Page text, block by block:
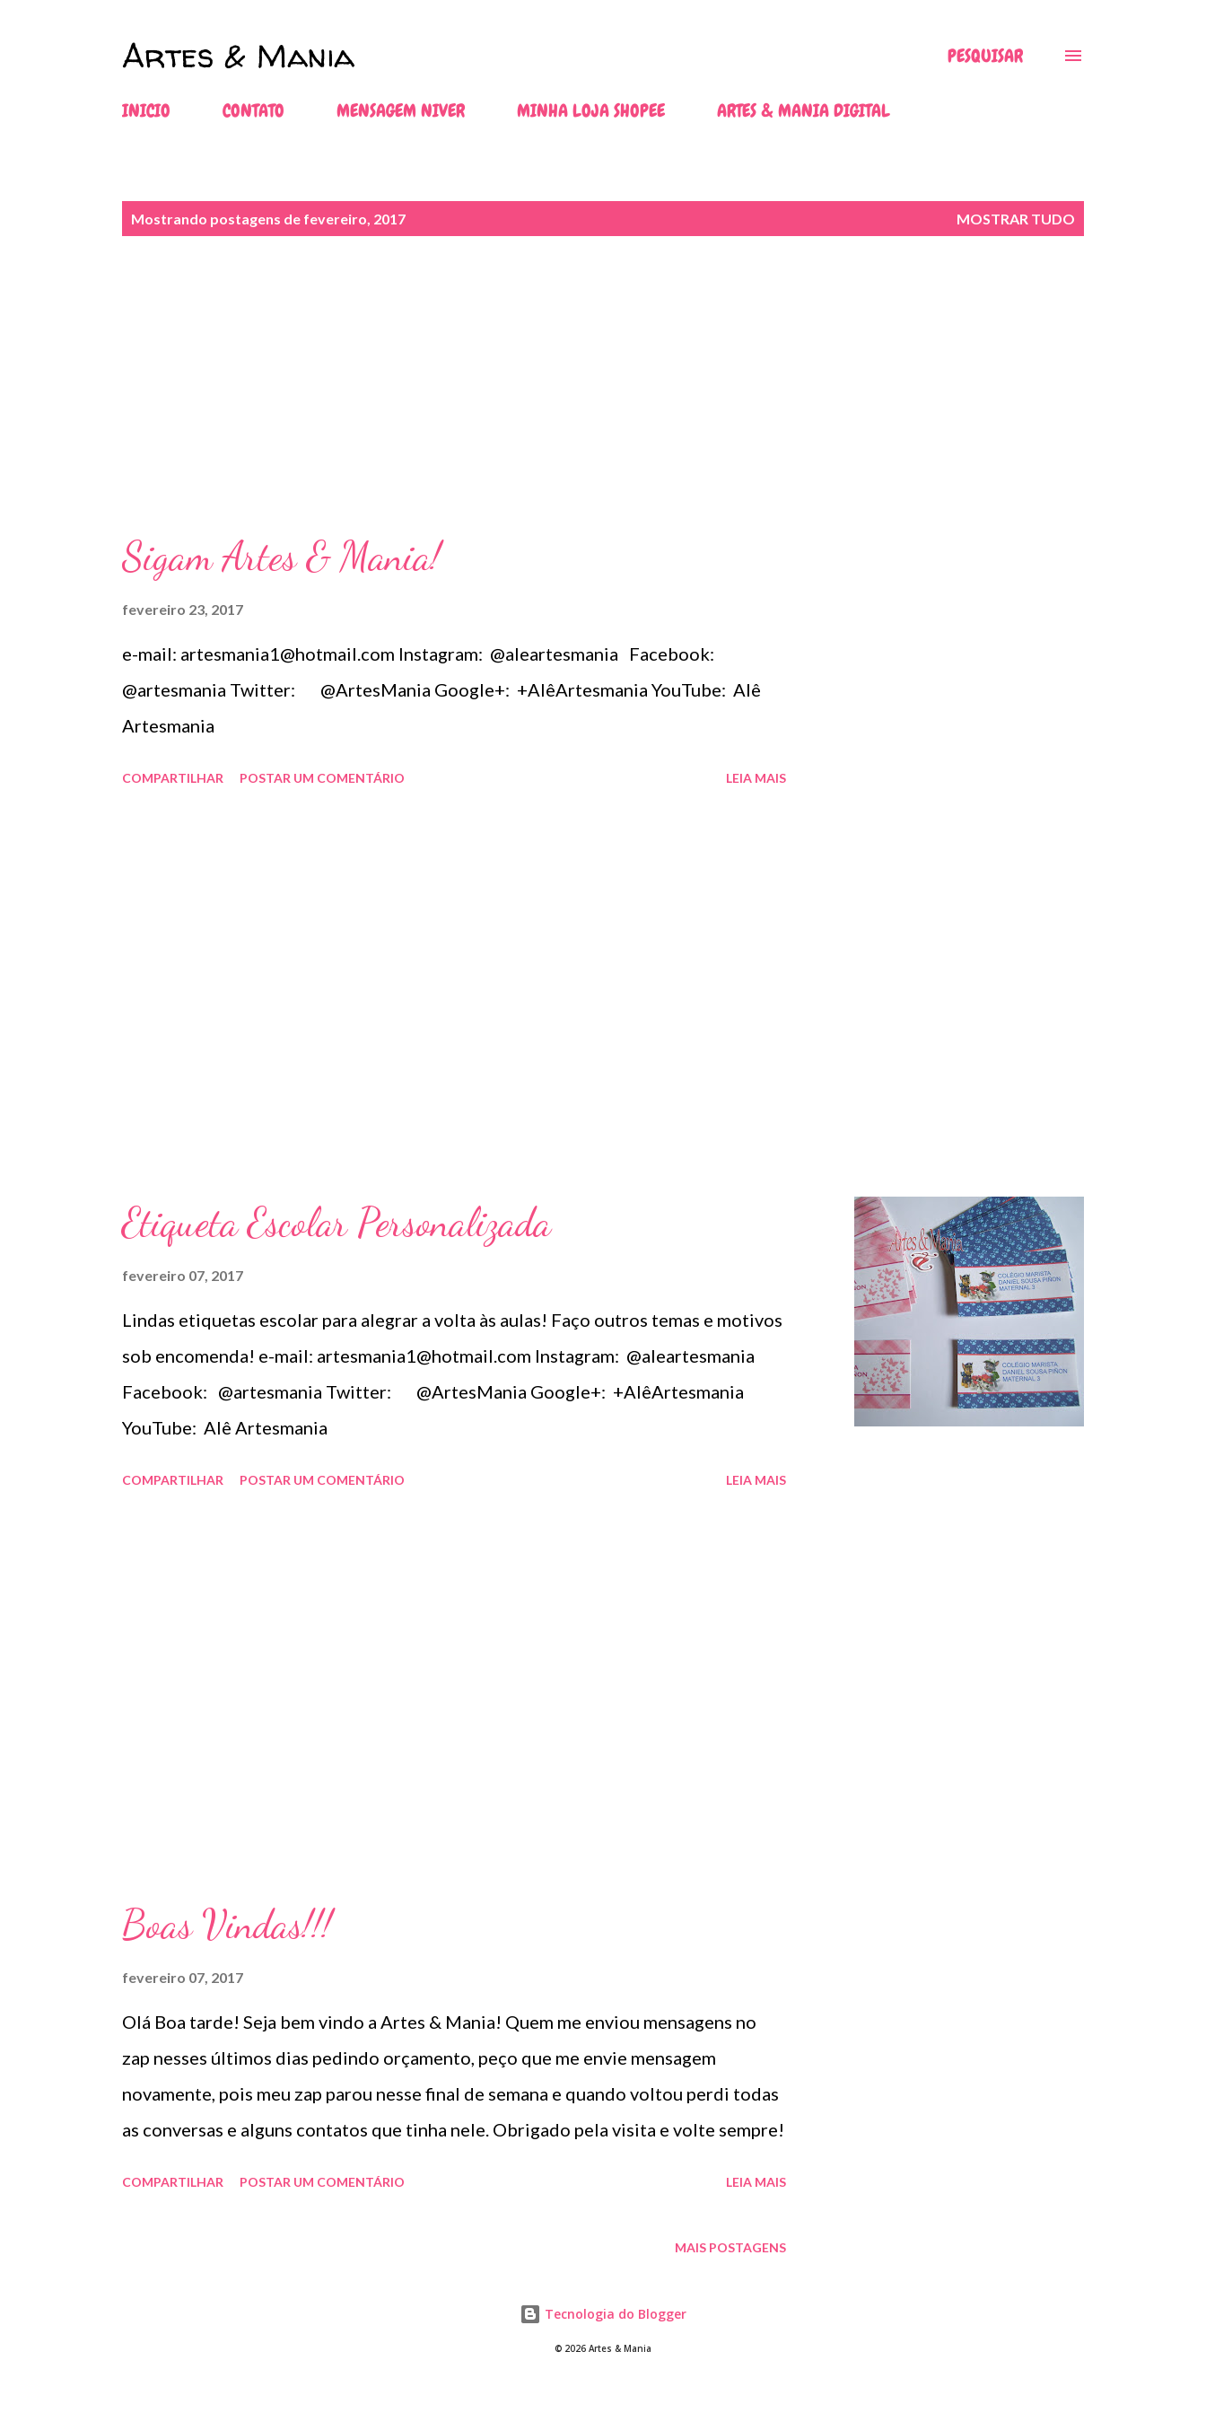
Artes & Mania PESQUISAR
INICIO CONTATO MENSAGEM NIVER MINHA LOJA SHOPEE ARTES & MANIA DIGITAL
Mostrando postagens de fevereiro, 2017 MOSTRAR TUDO
Sigam Artes & Mania!
fevereiro 23, 2017
e-mail: artesmania1@hotmail.com Instagram: @aleartesmania Facebook:
@artesmania Twitter: @ArtesMania Google+: +AlêArtesmania YouTube: Alê
Artesmania
COMPARTILHAR POSTAR UM COMENTÁRIO LEIA MAIS
Etiqueta Escolar Personalizada
fevereiro 07, 2017
Lindas etiquetas escolar para alegrar a volta às aulas! Faço outros temas e motivos
sob encomenda! e-mail: artesmania1@hotmail.com Instagram: @aleartesmania
Facebook: @artesmania Twitter: @ArtesMania Google+: +AlêArtesmania
YouTube: Alê Artesmania
COMPARTILHAR POSTAR UM COMENTÁRIO LEIA MAIS
Boas Vindas!!!
fevereiro 07, 2017
Olá Boa tarde! Seja bem vindo a Artes & Mania! Quem me enviou mensagens no
zap nesses últimos dias pedindo orçamento, peço que me envie mensagem
novamente, pois meu zap parou nesse final de semana e quando voltou perdi todas
as conversas e alguns contatos que tinha nele. Obrigado pela visita e volte sempre!
COMPARTILHAR POSTAR UM COMENTÁRIO LEIA MAIS
MAIS POSTAGENS
Tecnologia do Blogger
© 2026 Artes & Mania